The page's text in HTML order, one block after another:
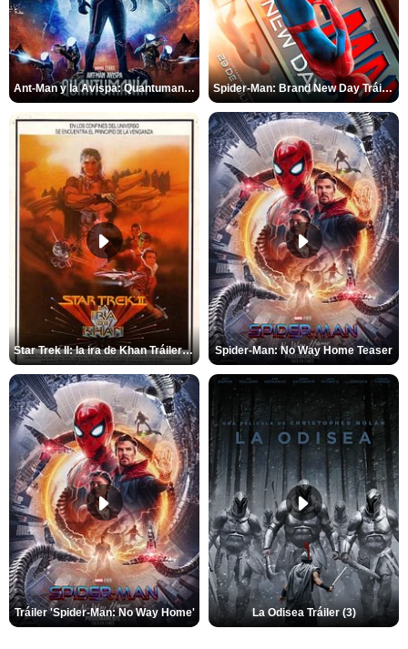
Ant-Man y la Avispa: Quantumanía Tráiler (2) Spider-Man: Brand New Day Tráiler (3)
Star Trek II: la ira de Khan Tráiler VO Spider-Man: No Way Home Teaser
Tráiler 'Spider-Man: No Way Home' La Odisea Tráiler (3)